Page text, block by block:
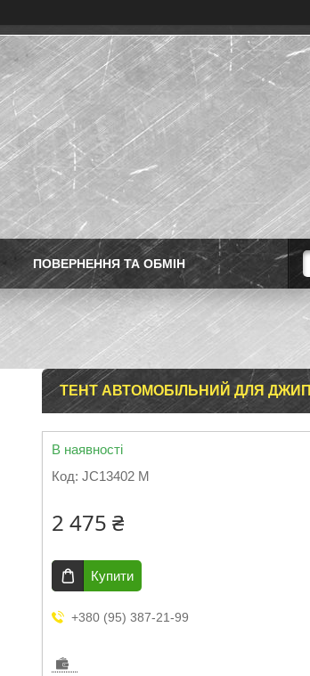
ПОВЕРНЕННЯ ТА ОБМІН
ТЕНТ АВТОМОБІЛЬНИЙ ДЛЯ
В наявності
Код: JC13402 M
2 475 ₴
Купити
+380 (95) 387-21-99